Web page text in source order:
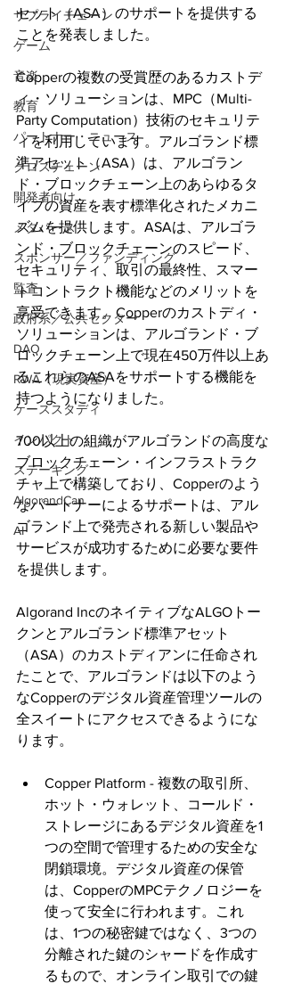
サプライチェーン
ゲーム
音楽
教育
パートナー・ニュース
クロスチェーン
開発者向け
メタバース
スポンサー／ファンディング
監査
政府系／公共セクター
DAO
RWA（現実資産）
ケーススタディ
インパクト
ステーキング
AlgorandCan
AI
セット（ASA）のサポートを提供する
ことを発表しました。
Copperの複数の受賞歴のあるカストデ
ィ・ソリューションは、MPC（Multi-
Party Computation）技術のセキュリテ
ィを利用しています。アルゴランド標
準アセット（ASA）は、アルゴラン
ド・ブロックチェーン上のあらゆるタ
イプの資産を表す標準化されたメカニ
ズムを提供します。ASAは、アルゴラ
ンド・ブロックチェーンのスピード、
セキュリティ、取引の最終性、スマー
トコントラクト機能などのメリットを
享受できます。Copperのカストディ・
ソリューションは、アルゴランド・ブ
ロックチェーン上で現在450万件以上あ
るこれらのASAをサポートする機能を
持つようになりました。
700以上の組織がアルゴランドの高度な
ブロックチェーン・インフラストラク
チャ上で構築しており、Copperのよう
なパートナーによるサポートは、アル
ゴランド上で発売される新しい製品や
サービスが成功するために必要な要件
を提供します。
Algorand IncのネイティブなALGOトー
クンとアルゴランド標準アセット
（ASA）のカストディアンに任命され
たことで、アルゴランドは以下のよう
なCopperのデジタル資産管理ツールの
全スイートにアクセスできるようにな
ります。
Copper Platform - 複数の取引所、
ホット・ウォレット、コールド・
ストレージにあるデジタル資産を1
つの空間で管理するための安全な
閉鎖環境。デジタル資産の保管
は、CopperのMPCテクノロジーを
使って安全に行われます。これ
は、1つの秘密鍵ではなく、3つの
分離された鍵のシャードを作成す
るもので、オンライン取引での鍵